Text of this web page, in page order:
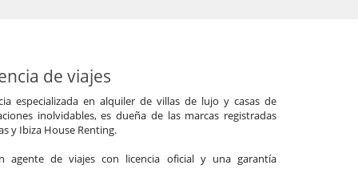
de viajes
especializada en alquiler de villas de lujo y casas de
inolvidables, es dueña de las marcas registradas
y Ibiza House Renting.
agente de viajes con licencia oficial y una garantía